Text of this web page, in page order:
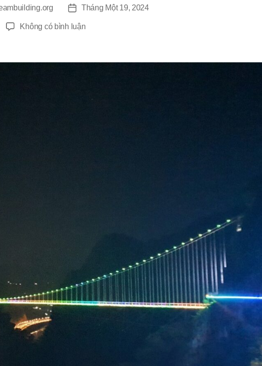
NgàyTháng Một 19, 2024
Không có bình luậnở
Cầu
Long